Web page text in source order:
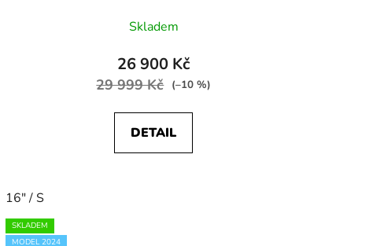
Skladem
26 900 Kč
29 999 Kč (–10 %)
DETAIL
16" / S
SKLADEM
MODEL 2024